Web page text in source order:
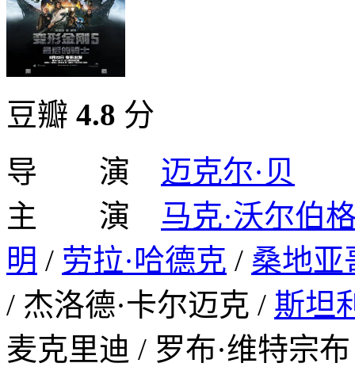
豆瓣 4.8 分
导 演 迈克尔·贝
主 演 马克·沃尔伯
明 / 劳拉·哈德克 / 桑地亚
/ 杰洛德·卡尔迈克 / 斯坦
麦克里迪 / 罗布·维特宗